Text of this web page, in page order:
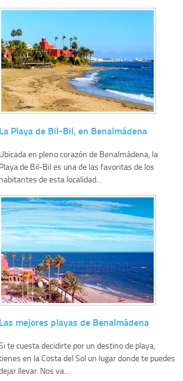
La Playa de Bil-Bil, en Benalmádena
Ubicada en pleno corazón de Benalmádena, la
Playa de Bil-Bil es una de las favoritas de los
habitantes de esta localidad...
Las mejores playas de Benalmádena
te cuesta decidirte por un destino de playa,
en la Costa del Sol un lugar donde te puedes
llevar. Nos va...